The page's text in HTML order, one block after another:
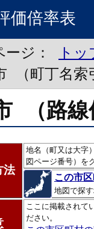
価倍率表
ージ：
ト
（町丁名索
（路線
法
地名（町又は大字
図ページ番号）を
この市
地図で探
ここに掲載されて
ださい。